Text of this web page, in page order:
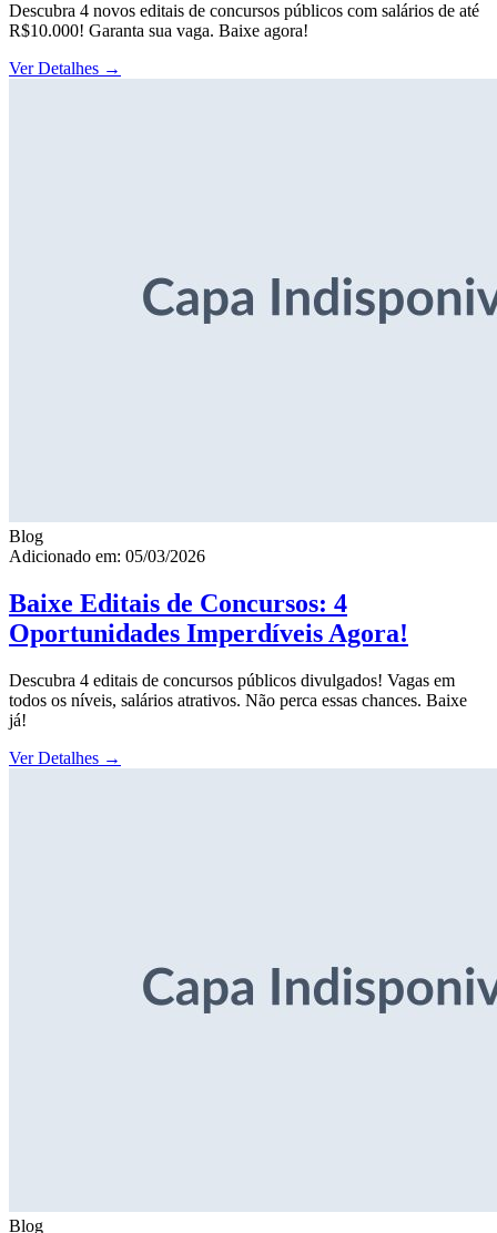
Descubra 4 novos editais de concursos públicos com salários de até
R$10.000! Garanta sua vaga. Baixe agora!
Ver Detalhes →
Blog
Adicionado em: 05/03/2026
Baixe Editais de Concursos: 4
Oportunidades Imperdíveis Agora!
Descubra 4 editais de concursos públicos divulgados! Vagas em
todos os níveis, salários atrativos. Não perca essas chances. Baixe
já!
Ver Detalhes →
Blog